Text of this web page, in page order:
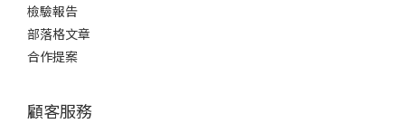
檢驗報告
部落格文章
合作提案
顧客服務